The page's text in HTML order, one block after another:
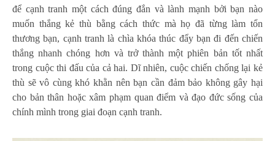
để cạnh tranh một cách đúng đắn và lành mạnh bởi bạn nào
muốn thắng kẻ thù bằng cách thức mà họ đã từng làm tổn
thương bạn, cạnh tranh là chìa khóa thúc đẩy bạn đi đến chiến
thắng nhanh chóng hơn và trở thành một phiên bản tốt nhất
trong cuộc thi đấu của cả hai. Dĩ nhiên, cuộc chiến chống lại kẻ
thù sẽ vô cùng khó khằn nên bạn cần đảm bảo không gây hại
cho bản thân hoặc xâm phạm quan điểm và đạo đức sống của
chính mình trong giai đoạn cạnh tranh.